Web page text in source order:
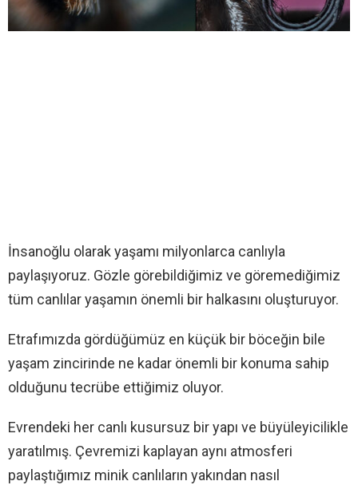
İnsanoğlu olarak yaşamı milyonlarca canlıyla
paylaşıyoruz. Gözle görebildiğimiz ve göremediğimiz
tüm canlılar yaşamın önemli bir halkasını oluşturuyor.
Etrafımızda gördüğümüz en küçük bir böceğin bile
yaşam zincirinde ne kadar önemli bir konuma sahip
olduğunu tecrübe ettiğimiz oluyor.
Evrendeki her canlı kusursuz bir yapı ve büyüleyicilikle
yaratılmış. Çevremizi kaplayan aynı atmosferi
paylaştığımız minik canlıların yakından nasıl